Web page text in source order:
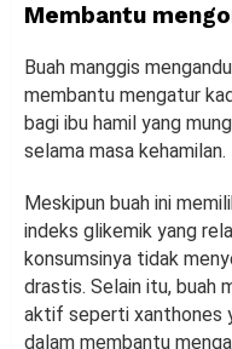
Membantu
Buah manggis
membantu mengatur
bagi ibu hamil yang
selama masa kehamilan.
Meskipun buah ini
indeks glikemik yang
konsumsinya tidak
drastis. Selain itu, buah
aktif seperti xanthones
dalam membantu